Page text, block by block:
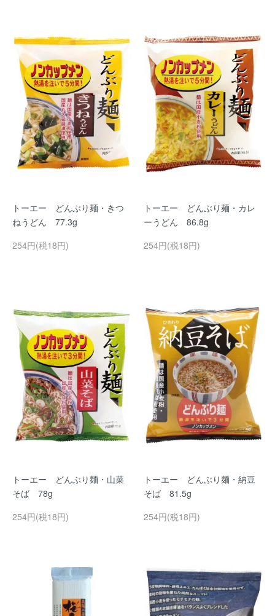
トーエー どんぶり麺・きつ
ねうどん 77.3g
254円(税18円)
トーエー どんぶり麺・カレ
ーうどん 86.8g
254円(税18円)
トーエー どんぶり麺・山菜
そば 78g
254円(税18円)
トーエー どんぶり麺・納豆
そば 81.5g
254円(税18円)